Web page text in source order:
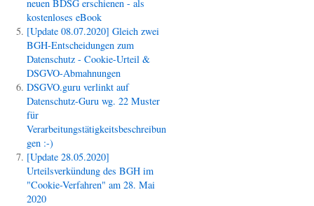
neuen BDSG erschienen - als
kostenloses eBook
[Update 08.07.2020] Gleich zwei
BGH-Entscheidungen zum
Datenschutz - Cookie-Urteil &
DSGVO-Abmahnungen
DSGVO.guru verlinkt auf
Datenschutz-Guru wg. 22 Muster
für
Verarbeitungstätigkeitsbeschreibun
gen :-)
[Update 28.05.2020]
Urteilsverkündung des BGH im
"Cookie-Verfahren" am 28. Mai
2020